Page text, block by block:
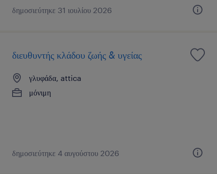
δημοσιεύτηκε 31 ιουλίου 2026
διευθυντής κλάδου ζωής & υγείας
γλυφάδα, attica
μόνιμη
δημοσιεύτηκε 4 αυγούστου 2026